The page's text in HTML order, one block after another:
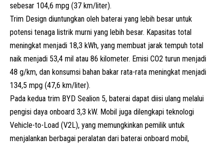
sebesar 104,6 mpg (37 km/liter).
Trim Design diuntungkan oleh baterai yang lebih besar untuk
potensi tenaga listrik murni yang lebih besar. Kapasitas total
meningkat menjadi 18,3 kWh, yang membuat jarak tempuh total
naik menjadi 53,4 mil atau 86 kilometer. Emisi CO2 turun menjadi
48 g/km, dan konsumsi bahan bakar rata-rata meningkat menjadi
134,5 mpg (47,6 km/liter).
Pada kedua trim BYD Sealion 5, baterai dapat diisi ulang melalui
pengisi daya onboard 3,3 kW. Mobil juga dilengkapi teknologi
Vehicle-to-Load (V2L), yang memungkinkan pemilik untuk
menjalankan berbagai peralatan dari baterai onboard mobil,